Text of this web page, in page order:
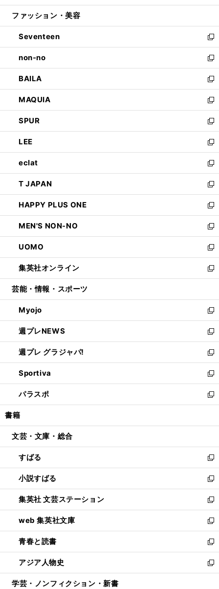
開
ウ
開
く
ン
ウ
で
開
く
ウ
ン
ド
ウ
で
開
く
ファッション・美容
Seventeen
新
し
い
ウ
ィ
ン
ド
ウ
で
開
く
non-no
新
し
い
ウ
ィ
ン
ド
ウ
で
開
く
BAILA
新
し
い
ウ
ィ
ン
ド
ウ
で
開
く
MAQUIA
新
し
い
ウ
ィ
ン
ド
ウ
で
開
く
SPUR
新
し
い
ウ
ィ
ン
ド
ウ
で
開
く
LEE
新
し
い
ウ
ィ
ン
ド
ウ
で
開
く
eclat
新
し
い
ウ
ィ
ン
ド
ウ
で
開
く
T JAPAN
新
し
い
ウ
ィ
ン
ド
ウ
で
開
HAPPY PLUS ONE
新
し
い
ウ
ィ
ン
ド
ウ
開
く
MEN'S NON-NO
新
し
い
ウ
ィ
ン
ウ
で
開
く
UOMO
新
し
い
ウ
ン
ド
ウ
で
開
く
集英社オンライン
新
し
ウ
ィ
ン
ド
ウ
で
開
く
芸能・情報・スポーツ
Myojo
新
し
い
ウ
ィ
ン
ド
ウ
で
開
週プレNEWS
新
し
い
ウ
ィ
ン
ド
ウ
開
週プレ グラジャパ!
新
し
い
ウ
ィ
ン
ウ
開
く
Sportiva
新
し
い
ウ
ン
ウ
で
開
く
パラスポ
新
し
ウ
ン
ド
ウ
で
開
く
書籍
文芸・文庫・総合
すばる
新
し
い
ウ
ィ
ン
ド
ウ
で
開
く
小説すばる
新
し
い
ウ
ィ
ン
ド
ウ
で
開
集英社 文芸ステーション
新
し
い
ウ
ィ
ン
ド
ウ
web 集英社文庫
新
し
い
ウ
ィ
ン
青春と読書
新
し
い
ウ
アジア人物史
新
し
学芸・ノンフィクション・新書